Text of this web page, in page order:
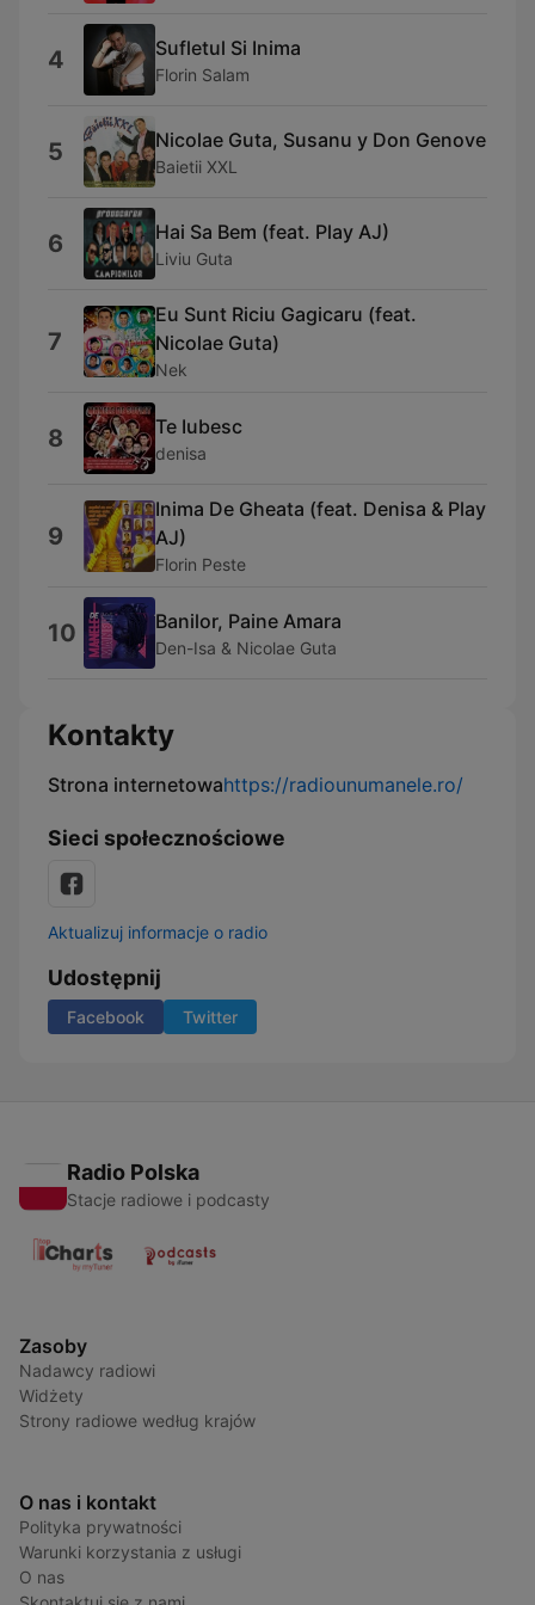
4 Sufletul Si Inima
Florin Salam
5 Nicolae Guta, Susanu y Don Genove
Baietii XXL
6 Hai Sa Bem (feat. Play AJ)
Liviu Guta
7
Eu Sunt Riciu Gagicaru (feat.
Nicolae Guta)
Nek
8 Te Iubesc
denisa
9
Inima De Gheata (feat. Denisa & Play
AJ)
Florin Peste
10 Banilor, Paine Amara
Den-Isa & Nicolae Guta
Kontakty
Strona internetowahttps://radiounumanele.ro/
Sieci społecznościowe
Aktualizuj informacje o radio
Udostępnij
Facebook Twitter
Radio Polska
Stacje radiowe i podcasty
Zasoby
Nadawcy radiowi
Widżety
Strony radiowe według krajów
O nas i kontakt
Polityka prywatności
Warunki korzystania z usługi
O nas